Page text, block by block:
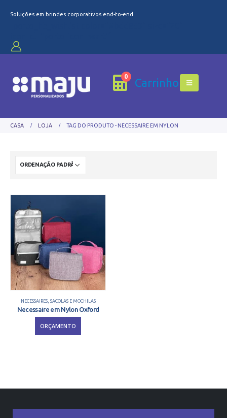
Soluções em brindes corporativos end-to-end
0 Carrinho
CASA LOJA TAG DO PRODUTO - NECESSAIRE EM NYLON
NECESSAIRES, SACOLAS E MOCHILAS
Necessaire em Nylon Oxford
ORÇAMENTO